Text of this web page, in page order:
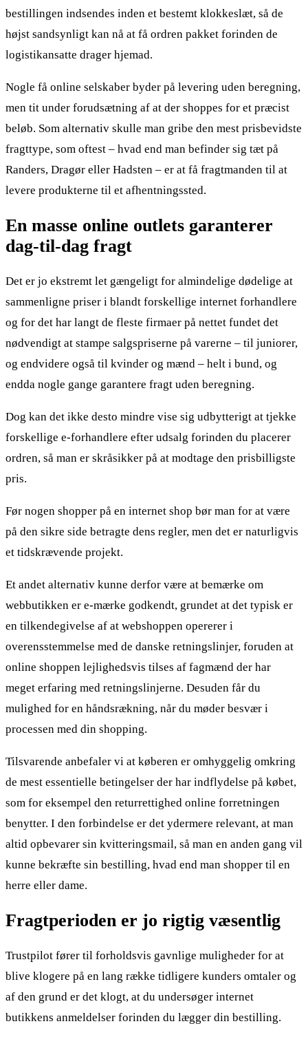
bestillingen indsendes inden et bestemt klokkeslæt, så de
højst sandsynligt kan nå at få ordren pakket forinden de
logistikansatte drager hjemad.
Nogle få online selskaber byder på levering uden beregning,
men tit under forudsætning af at der shoppes for et præcist
beløb. Som alternativ skulle man gribe den mest prisbevidste
fragttype, som oftest – hvad end man befinder sig tæt på
Randers, Dragør eller Hadsten – er at få fragtmanden til at
levere produkterne til et afhentningssted.
En masse online outlets garanterer
dag-til-dag fragt
Det er jo ekstremt let gængeligt for almindelige dødelige at
sammenligne priser i blandt forskellige internet forhandlere
og for det har langt de fleste firmaer på nettet fundet det
nødvendigt at stampe salgspriserne på varerne – til juniorer,
og endvidere også til kvinder og mænd – helt i bund, og
endda nogle gange garantere fragt uden beregning.
Dog kan det ikke desto mindre vise sig udbytterigt at tjekke
forskellige e-forhandlere efter udsalg forinden du placerer
ordren, så man er skråsikker på at modtage den prisbilligste
pris.
Før nogen shopper på en internet shop bør man for at være
på den sikre side betragte dens regler, men det er naturligvis
et tidskrævende projekt.
Et andet alternativ kunne derfor være at bemærke om
webbutikken er e-mærke godkendt, grundet at det typisk er
en tilkendegivelse af at webshoppen opererer i
overensstemmelse med de danske retningslinjer, foruden at
online shoppen lejlighedsvis tilses af fagmænd der har
meget erfaring med retningslinjerne. Desuden får du
mulighed for en håndsrækning, når du møder besvær i
processen med din shopping.
Tilsvarende anbefaler vi at køberen er omhyggelig omkring
de mest essentielle betingelser der har indflydelse på købet,
som for eksempel den returrettighed online forretningen
benytter. I den forbindelse er det ydermere relevant, at man
altid opbevarer sin kvitteringsmail, så man en anden gang vil
kunne bekræfte sin bestilling, hvad end man shopper til en
herre eller dame.
Fragtperioden er jo rigtig væsentlig
Trustpilot fører til forholdsvis gavnlige muligheder for at
blive klogere på en lang række tidligere kunders omtaler og
af den grund er det klogt, at du undersøger internet
butikkens anmeldelser forinden du lægger din bestilling.